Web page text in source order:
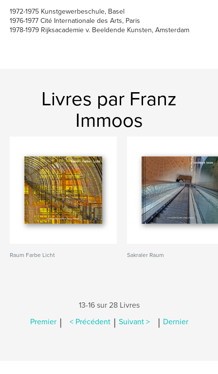
1972-1975 Kunstgewerbeschule, Basel
1976-1977 Cité Internationale des Arts, Paris
1978-1979 Rijksacademie v. Beeldende Kunsten, Amsterdam
Livres par Franz
Immoos
Raum Farbe Licht Sakraler Raum
13-16 sur 28 Livres
Premier | < Précédent | Suivant > | Dernier